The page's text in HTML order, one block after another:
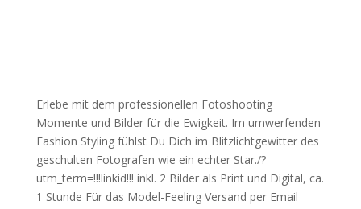
Erlebe mit dem professionellen Fotoshooting
Momente und Bilder für die Ewigkeit. Im umwerfenden
Fashion Styling fühlst Du Dich im Blitzlichtgewitter des
geschulten Fotografen wie ein echter Star./?
utm_term=!!!linkid!!! inkl. 2 Bilder als Print und Digital, ca.
1 Stunde Für das Model-Feeling Versand per Email